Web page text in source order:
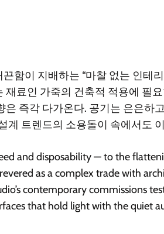
함이 지배하는 “마찰 없는 인테
재료인 가죽의 건축적 적용에 필
은 즉각 다가온다. 공기는 은은하
계 트렌드의 소용돌이 속에서도
and disposability — to the
as a complex trade with
contemporary commissions
that hold light with the quiet